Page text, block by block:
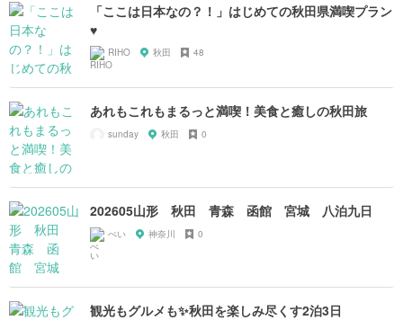
「ここは日本なの？！」はじめての秋田県満喫プラン
♥
RIHO 秋田 48
あれもこれもまるっと満喫！美食と癒しの秋田旅
sunday 秋田 0
202605山形 秋田 青森 函館 宮城 八泊九日
ぺい 神奈川 0
観光もグルメも✨秋田を楽しみ尽くす2泊3日